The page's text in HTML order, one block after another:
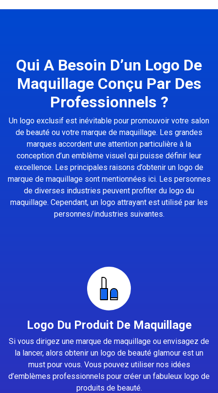
Qui A Besoin D’un Logo De
Maquillage Conçu Par Des
Professionnels ?
Un logo exclusif est inévitable pour promouvoir votre salon
de beauté ou votre marque de maquillage. Les grandes
marques accordent une attention particulière à la
conception d’un emblème visuel qui puisse définir leur
excellence. Les principales raisons d’obtenir un logo de
marque de maquillage sont mentionnées ici. Les personnes
de diverses industries peuvent profiter du logo du
maquillage. Cependant, un logo attrayant est utilisé par les
personnes/industries suivantes.
Logo Du Produit De Maquillage
Si vous dirigez une marque de maquillage ou envisagez de
la lancer, alors obtenir un logo de beauté glamour est un
must pour vous. Vous pouvez utiliser nos idées
d’emblèmes professionnels pour créer un fabuleux logo de
produits de beauté.